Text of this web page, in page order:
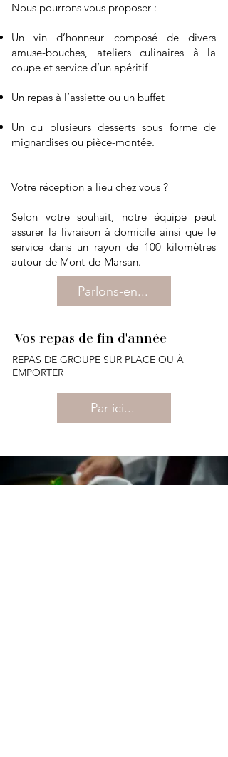
Nous pourrons vous proposer :
Un vin d’honneur composé de divers
amuse-bouches, ateliers culinaires à la
coupe et service d’un apéritif
Un repas à l’assiette ou un buffet
Un ou plusieurs desserts sous forme de
mignardises ou pièce-montée.
Votre réception a lieu chez vous ?​​
Selon votre souhait, notre équipe peut
assurer la livraison à domicile ainsi que le
service dans un rayon de 100 kilomètres
autour de Mont-de-Marsan.
Parlons-en...
Vos repas de fin d'année
REPAS DE GROUPE SUR PLACE OU À
EMPORTER
Par ici...